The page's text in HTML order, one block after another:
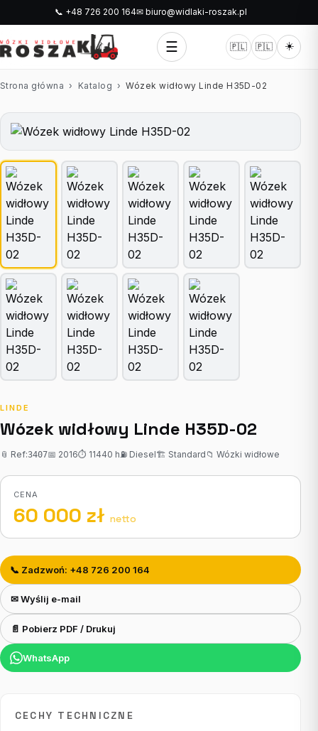
📞 +48 726 200 164✉ biuro@widlaki-roszak.pl
☰ 🇵🇱 🇵🇱 ☀️
Strona główna › Katalog ›Wózek widłowy Linde H35D-02
LINDE
Wózek widłowy Linde H35D-02
📎 Ref:3407📅 2016⏱ 11440 h⛽ Diesel🏗 Standard 📁 Wózki widłowe
CENA
60 000 zł netto
📞 Zadzwoń: +48 726 200 164
✉ Wyślij e-mail
📄 Pobierz PDF / Drukuj
WhatsApp
CECHY TECHNICZNE